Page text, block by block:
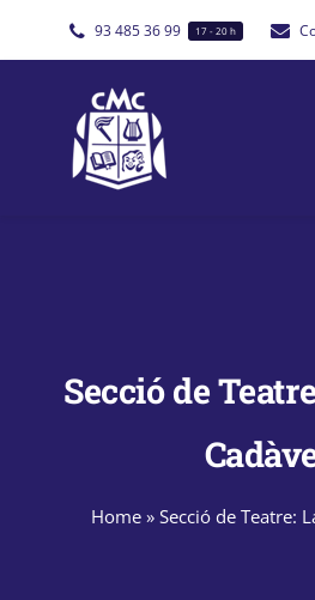
93 485 36 99 17 - 20 h
Aules i Tallers
Secció de
Home » Secció de Teatre: